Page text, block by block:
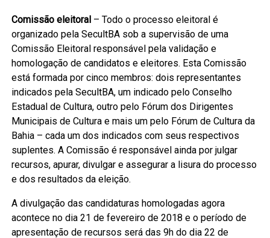
Comissão eleitoral – Todo o processo eleitoral é
organizado pela SecultBA sob a supervisão de uma
Comissão Eleitoral responsável pela validação e
homologação de candidatos e eleitores. Esta Comissão
está formada por cinco membros: dois representantes
indicados pela SecultBA, um indicado pelo Conselho
Estadual de Cultura, outro pelo Fórum dos Dirigentes
Municipais de Cultura e mais um pelo Fórum de Cultura da
Bahia – cada um dos indicados com seus respectivos
suplentes. A Comissão é responsável ainda por julgar
recursos, apurar, divulgar e assegurar a lisura do processo
e dos resultados da eleição.
A divulgação das candidaturas homologadas agora
acontece no dia 21 de fevereiro de 2018 e o período de
apresentação de recursos será das 9h do dia 22 de